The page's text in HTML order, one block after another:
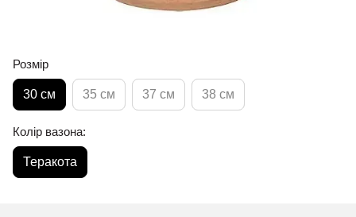
Розмір
30 см 35 см 37 см 38 см
Колір вазона:
Теракота